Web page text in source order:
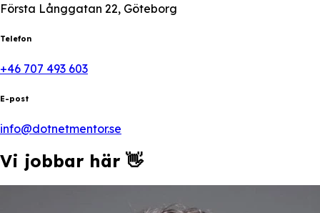
Första Långgatan 22, Göteborg
Telefon
+46 707 493 603
E-post
info@dotnetmentor.se
Vi jobbar här 👋